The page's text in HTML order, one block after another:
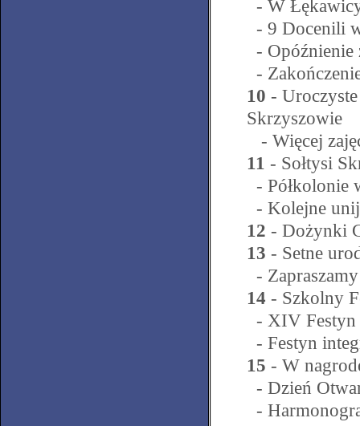
- W
- 9 Docenili
- Opóźnienie
-
10 -
Skrzyszowie
- Więcej
11 - Sołtysi
- Półkolonie
- Kolejne
12 - Dożynki
13 - Setne
-
14 - Szkolny
- XIV Festyn
- Festyn
15 - W
- Dzień
-